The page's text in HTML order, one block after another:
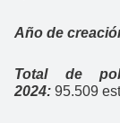
Año de
Total de
2024: 95.509